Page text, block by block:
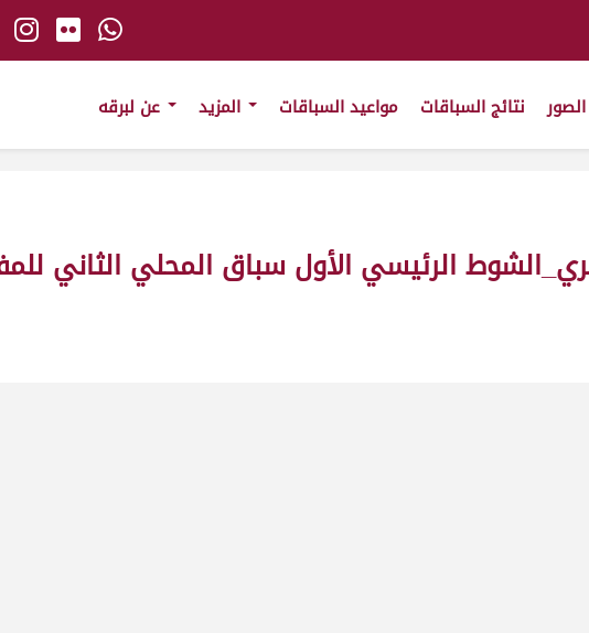
الصور نتائج السباقات مواعيد السباقات
الرئيسي الأول سباق المحلي الثاني